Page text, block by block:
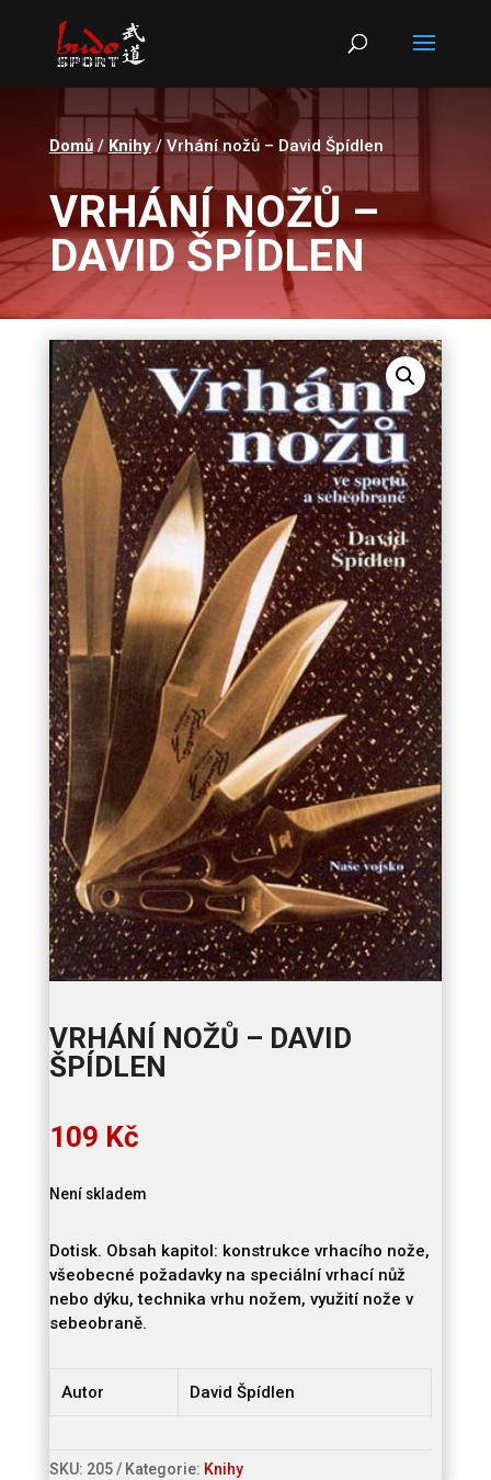
Products
search
Domů/ Knihy/ Vrhání nožů – David Špídlen
VRHÁNÍ NOŽŮ –
DAVID ŠPÍDLEN
VRHÁNÍ NOŽŮ – DAVID
ŠPÍDLEN
109 Kč
Není skladem
Dotisk. Obsah kapitol: konstrukce vrhacího nože,
všeobecné požadavky na speciální vrhací nůž
nebo dýku, technika vrhu nožem, využití nože v
sebeobraně.
Autor David Špídlen
SKU: 205 Kategorie: Knihy